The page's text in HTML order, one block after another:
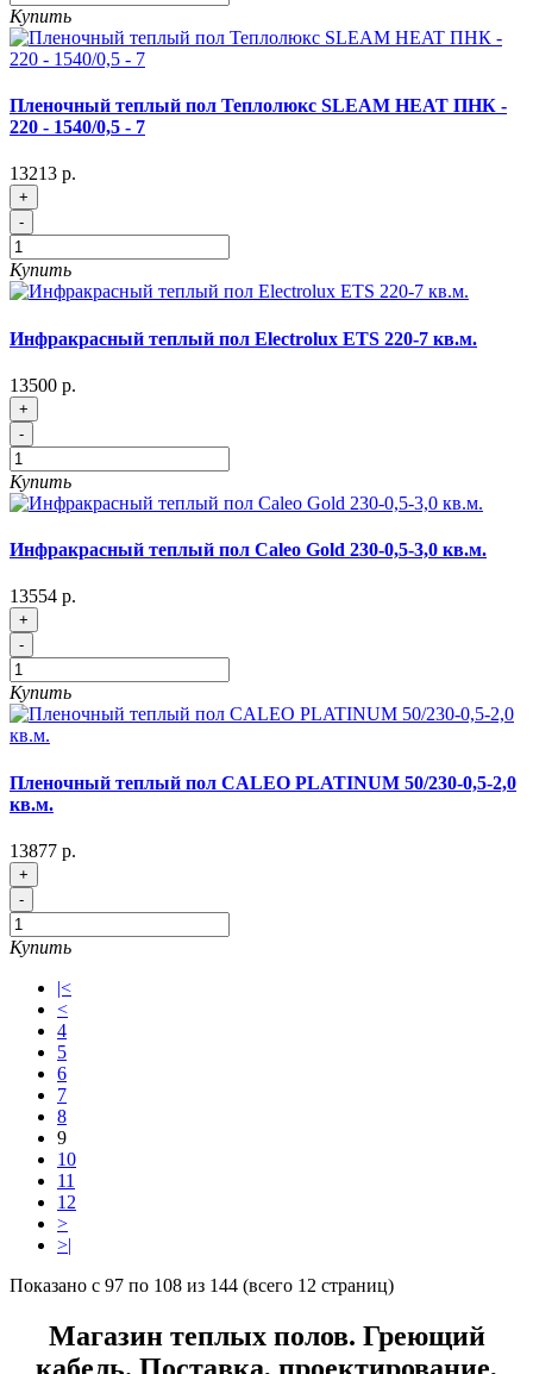
Купить
Пленочный теплый пол Теплолюкс SLEAM HEAT ПНК -
220 - 1540/0,5 - 7
13213 р.
+
-
Купить
Инфракрасный теплый пол Electrolux ETS 220-7 кв.м.
13500 р.
+
-
Купить
Инфракрасный теплый пол Caleo Gold 230-0,5-3,0 кв.м.
13554 р.
+
-
Купить
Пленочный теплый пол CALEO PLATINUM 50/230-0,5-2,0
кв.м.
13877 р.
+
-
Купить
|<
<
4
5
6
7
8
9
10
11
12
>
>|
Показано с 97 по 108 из 144 (всего 12 страниц)
Магазин теплых полов. Греющий
кабель. Поставка, проектирование,